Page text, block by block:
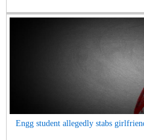
Engg student allegedly stabs